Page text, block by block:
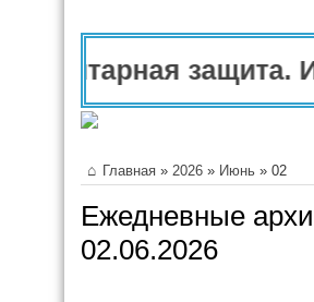
защита.
Главная » 2026 » Июнь » 02
Ежедневные
02.06.2026